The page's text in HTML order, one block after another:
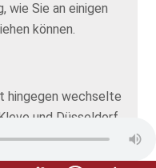
wie Sie an einigen
können.
hingegen wechselte
und Düsseldorf.
aus den
Raum, an der